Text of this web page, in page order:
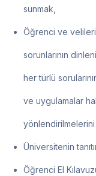
sunmak,
Öğrenci ve
sorunlarının
her türlü
ve uygulamalar
yönlendirilmelerini
Üniversitenin
Öğrenci El